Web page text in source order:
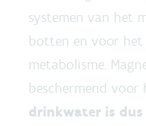
systemen van het
botten en voor
metabolisme.
beschermend
drinkwater is